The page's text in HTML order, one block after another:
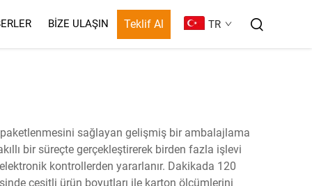
BIZE ULAŞIN Teklif Al TR
sağlayan gelişmiş bir ambalajlama
bir süreçte gerçekleştirerek birden fazla işlevi
kontrollerden yararlanır. Dakikada 120
çeşitli ürün boyutları ile karton ölçümlerini